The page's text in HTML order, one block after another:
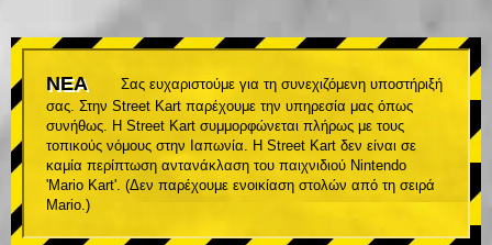
ΝΕΑ
Σας ευχαριστούμε για τη συνεχιζόμενη υποστήριξή
σας. Στην Street Kart παρέχουμε την υπηρεσία μας όπως
συνήθως. Η Street Kart συμμορφώνεται πλήρως με τους
τοπικούς νόμους στην Ιαπωνία. Η Street Kart δεν είναι σε
καμία περίπτωση αντανάκλαση του παιχνιδιού Nintendo
'Mario Kart'. (Δεν παρέχουμε ενοικίαση στολών από τη σειρά
Mario.)